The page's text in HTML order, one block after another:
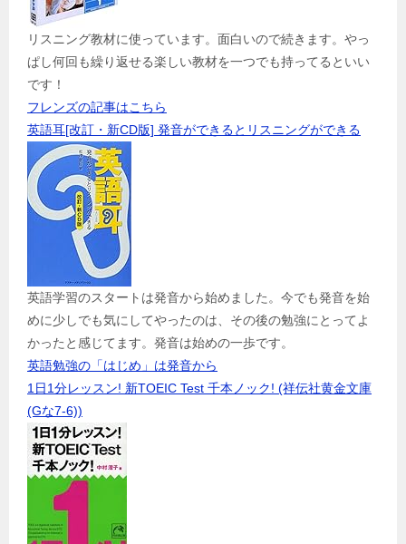
リスニング教材に使っています。面白いので続きます。やっ
ぱし何回も繰り返せる楽しい教材を一つでも持ってるといい
です！
フレンズの記事はこちら
英語耳[改訂・新CD版] 発音ができるとリスニングができる
英語学習のスタートは発音から始めました。今でも発音を始
めに少しでも気にしてやったのは、その後の勉強にとってよ
かったと感じてます。発音は始めの一歩です。
英語勉強の「はじめ」は発音から
1日1分レッスン! 新TOEIC Test 千本ノック! (祥伝社黄金文庫
(Gな7-6))